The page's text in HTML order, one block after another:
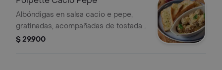
Albóndigas en salsa cacio e pepe,
gratinadas, acompañadas de tostadas
de pan en mantequilla de ajo.
$ 29.900